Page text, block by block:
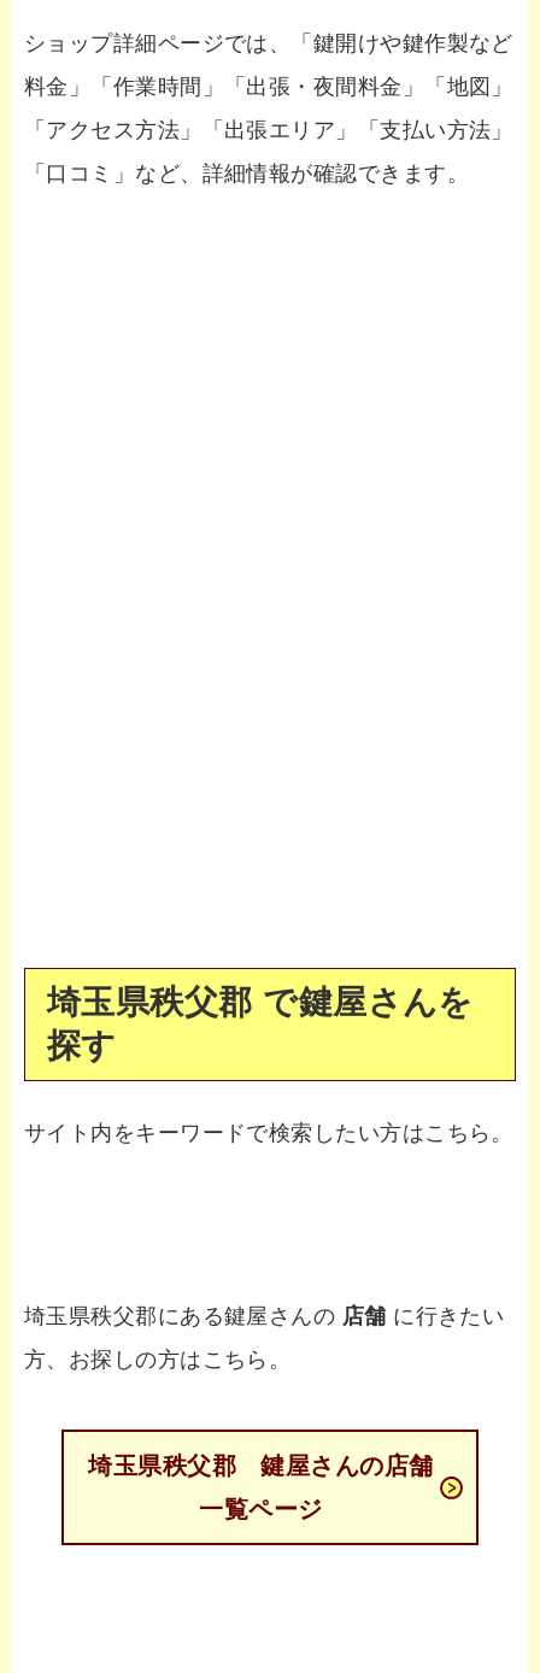
ショップ詳細ページでは、「鍵開けや鍵作製など
料金」「作業時間」「出張・夜間料金」「地図」
「アクセス方法」「出張エリア」「支払い方法」
「口コミ」など、詳細情報が確認できます。
埼玉県秩父郡 で鍵屋さんを
探す
サイト内をキーワードで検索したい方はこちら。
埼玉県秩父郡にある鍵屋さんの 店舗 に行きたい
方、お探しの方はこちら。
埼玉県秩父郡 鍵屋さんの店舗
一覧ページ